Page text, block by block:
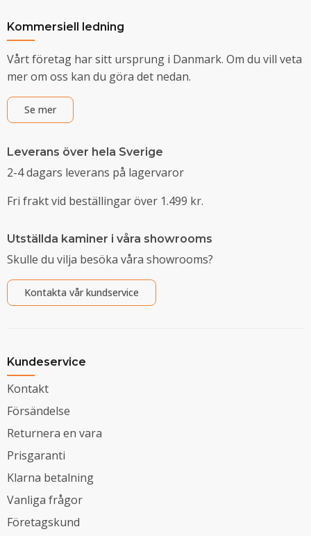
Kommersiell ledning
Vårt företag har sitt ursprung i Danmark. Om du vill veta
mer om oss kan du göra det nedan.
Se mer
Leverans över hela Sverige
2-4 dagars leverans på lagervaror
Fri frakt vid beställingar över 1.499 kr.
Utställda kaminer i våra showrooms
Skulle du vilja besöka våra showrooms?
Kontakta vår kundservice
Kundeservice
Kontakt
Försändelse
Returnera en vara
Prisgaranti
Klarna betalning
Vanliga frågor
Företagskund